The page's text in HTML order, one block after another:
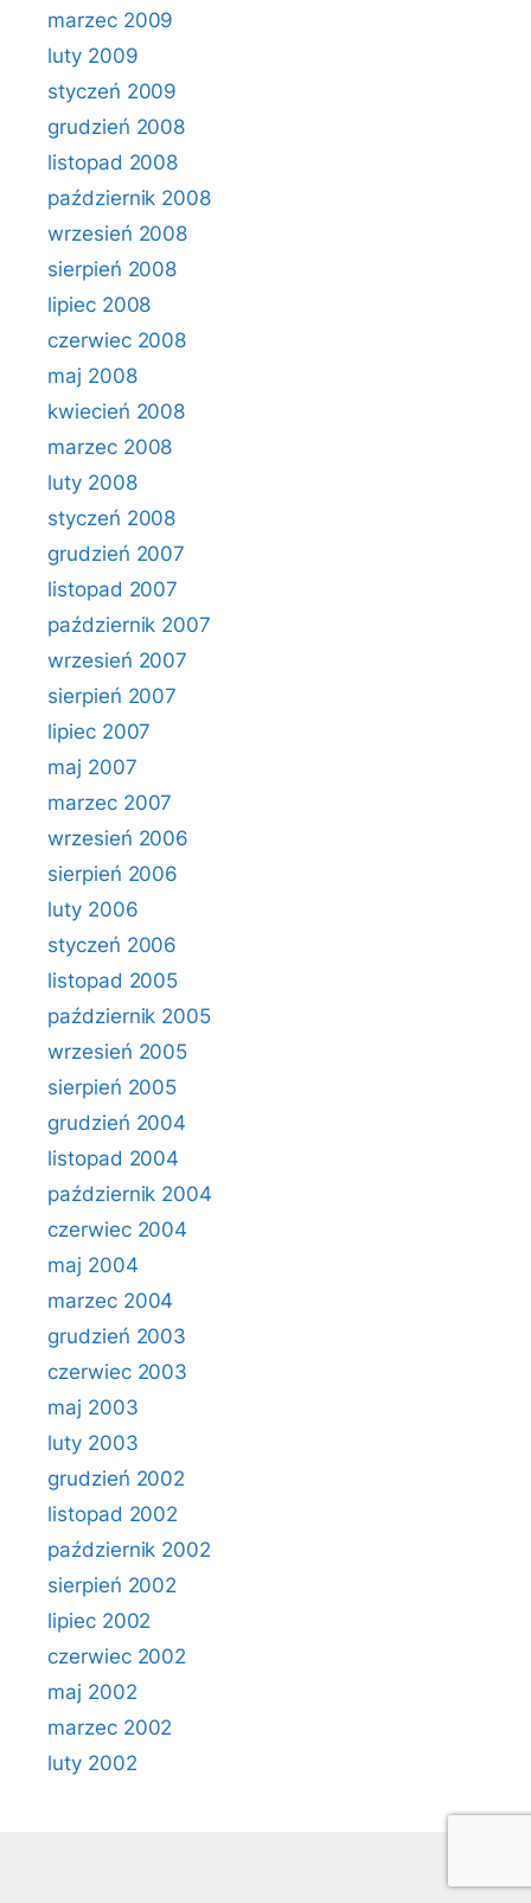
marzec 2009
luty 2009
styczeń 2009
grudzień 2008
listopad 2008
październik 2008
wrzesień 2008
sierpień 2008
lipiec 2008
czerwiec 2008
maj 2008
kwiecień 2008
marzec 2008
luty 2008
styczeń 2008
grudzień 2007
listopad 2007
październik 2007
wrzesień 2007
sierpień 2007
lipiec 2007
maj 2007
marzec 2007
wrzesień 2006
sierpień 2006
luty 2006
styczeń 2006
listopad 2005
październik 2005
wrzesień 2005
sierpień 2005
grudzień 2004
listopad 2004
październik 2004
czerwiec 2004
maj 2004
marzec 2004
grudzień 2003
czerwiec 2003
maj 2003
luty 2003
grudzień 2002
listopad 2002
październik 2002
sierpień 2002
lipiec 2002
czerwiec 2002
maj 2002
marzec 2002
luty 2002